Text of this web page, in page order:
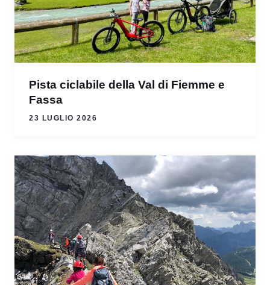
Pista ciclabile della Val di Fiemme e
Fassa
23 LUGLIO 2026